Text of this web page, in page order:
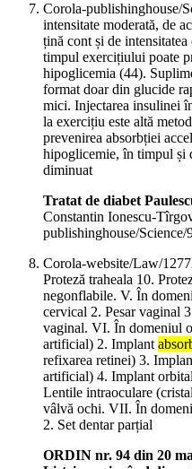
Corola-publishinghouse/
intensitate moderată, de
țină cont și de
timpul exercițiului poate
hipoglicemia (44).
format doar din glucide
mici. Injectarea insulinei
la exercițiu este altă
prevenirea absorbției
hipoglicemie, în timpul și
diminuat
Tratat de diabet
Constantin Ionescu-
publishinghouse/Science/
Corola-website/Law/
Proteză traheala 10.
negonflabile. V. În
cervical 2. Pesar vaginal
vaginal. VI. În domeniul
artificial) 2. Implant
refixarea retinei) 3.
artificial) 4. Implant
Lentile intraoculare
vâlvă ochi. VII. În
2. Set dentar parțial
ORDIN nr. 94 din 20